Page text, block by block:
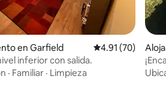
4.93 de 5, 15 reseñas
en Garfield Calificación
4.91 (70)
inferior con salida.
· Familiar · Limpieza